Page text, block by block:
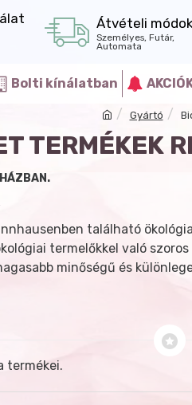
Átvételi módok
Személyes, Futár,
Automata
Bolti kínálatban
Gyártó
TERMÉKEK
található
termelőkkel való
minőségű és
termékei.